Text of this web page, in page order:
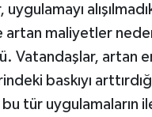
artan maliyetler
Vatandaşlar, artan
baskıyı
tür uygulamaların